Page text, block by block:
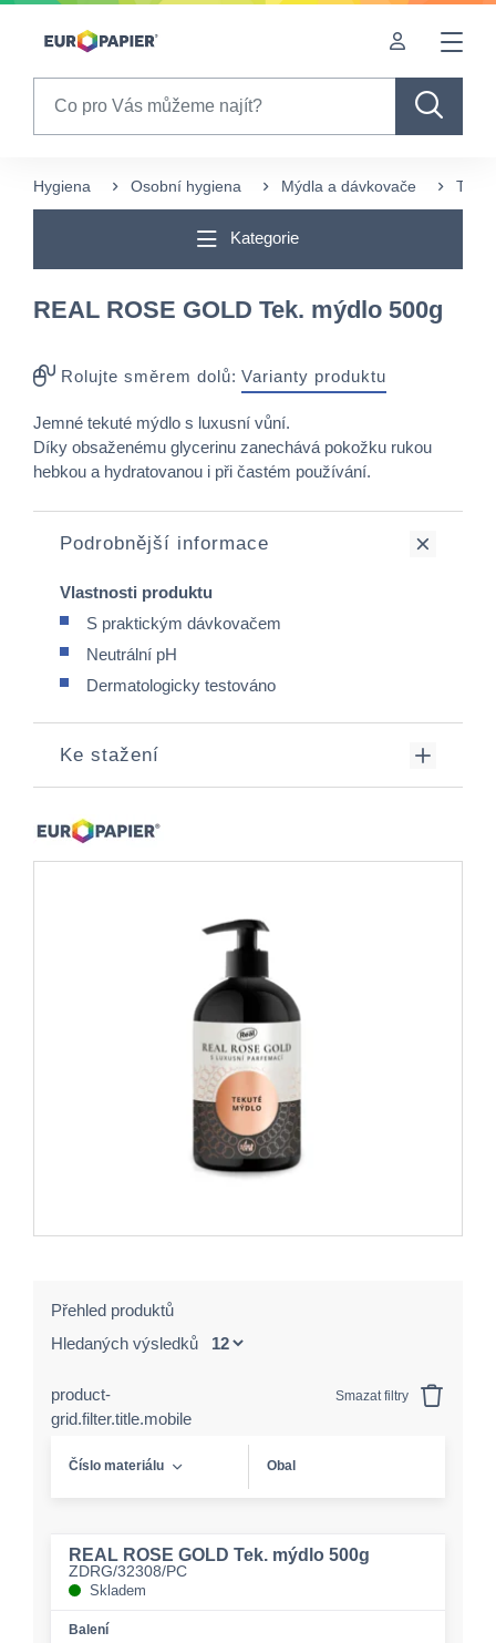
Table Of Content
Hygiena Osobní hygiena Mýdla a dávkovače
Kategorie
REAL ROSE GOLD Tek. mýdlo 500g
Rolujte směrem dolů: Varianty produktu
Jemné tekuté mýdlo s luxusní vůní.
Díky obsaženému glycerinu zanechává pokožku rukou
hebkou a hydratovanou i při častém používání.
Podrobnější informace
Vlastnosti produktu
S praktickým dávkovačem
Neutrální pH
Dermatologicky testováno
Ke stažení
Přehled produktů
Hledaných výsledků
product-
grid.filter.title.mobile
Smazat filtry
Číslo materiálu Obal
REAL ROSE GOLD Tek. mýdlo 500g
ZDRG/32308/PC
Skladem
Balení